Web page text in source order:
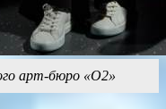
арт-бюро «О2»